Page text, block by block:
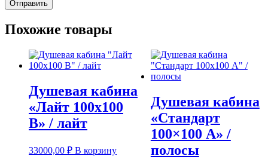
Похожие товары
Душевая кабина
«Лайт 100х100
В» / лайт
33000,00 ₽ В корзину
Душевая кабина
«Стандарт
100×100 А» /
полосы